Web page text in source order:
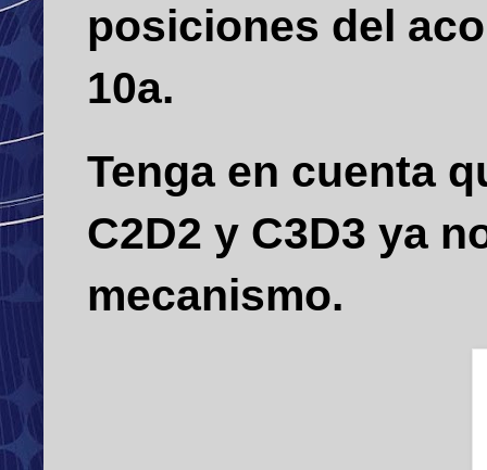
posiciones del
10a.
Tenga en cuenta
C2D2 y C3D3 ya
mecanismo.